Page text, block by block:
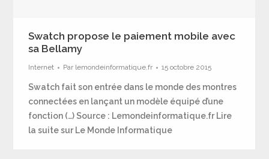
Swatch propose le paiement mobile avec
sa Bellamy
Internet Par lemondeinformatique.fr 15 octobre 2015
Swatch fait son entrée dans le monde des montres
connectées en lançant un modèle équipé d’une
fonction (…) Source : Lemondeinformatique.fr Lire
la suite sur Le Monde Informatique